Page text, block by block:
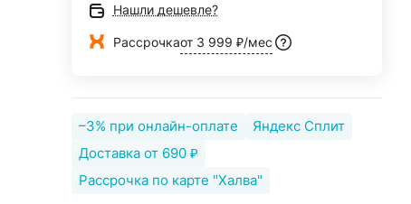
Нашли дешевле?
Рассрочкаот 3 999 ₽/мес
–3% при онлайн-оплате
Яндекс Сплит
Доставка от 690 ₽
Рассрочка по карте "Халва"